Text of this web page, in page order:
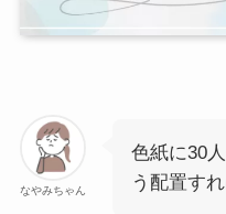
なやみちゃん
色紙に30
う配置す